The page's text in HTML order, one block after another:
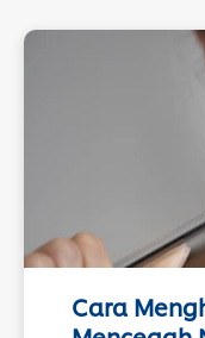
Cara